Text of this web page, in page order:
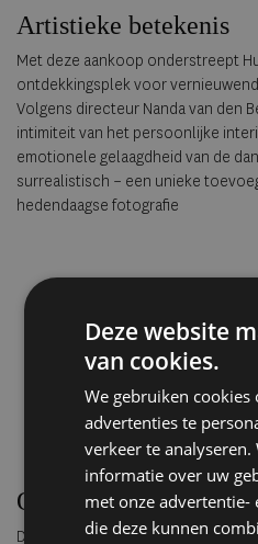
Artistieke betekenis
Met deze aankoop onderstreept
ontdekkingsplek voor
Volgens directeur Nanda van den
intimiteit van het persoonlijke
emotionele gelaagdheid van de
surrealistisch – een unieke
hedendaagse fotografie
Over Michella
De in Parijs werkende Bredahl
Deze website
van cookies.
We gebruiken
advertenties te
verkeer te analyseren.
informatie over uw
met onze advertentie-
die deze kunnen